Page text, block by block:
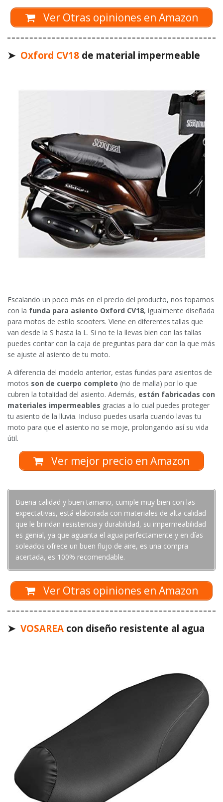
Ver Otras opiniones en Amazon
➤ Oxford CV18 de material impermeable
Escalando un poco más en el precio del producto, nos topamos
con la funda para asiento Oxford CV18, igualmente diseñada
para motos de estilo scooters. Viene en diferentes tallas que
van desde la S hasta la L. Si no te la llevas bien con las tallas
puedes contar con la caja de preguntas para dar con la que más
se ajuste al asiento de tu moto.
A diferencia del modelo anterior, estas fundas para asientos de
motos son de cuerpo completo (no de malla) por lo que
cubren la totalidad del asiento. Además, están fabricadas con
materiales impermeables gracias a lo cual puedes proteger
tu asiento de la lluvia. Incluso puedes usarla cuando lavas tu
moto para que el asiento no se moje, prolongando así su vida
útil.
Ver mejor precio en Amazon
Buena calidad y buen tamaño, cumple muy bien con las
expectativas, está elaborada con materiales de alta calidad
que le brindan resistencia y durabilidad, su impermeabilidad
es genial, ya que aguanta el agua perfectamente y en días
soleados ofrece un buen flujo de aire, es una compra
acertada, es 100% recomendable.
Ver Otras opiniones en Amazon
➤ VOSAREA con diseño resistente al agua